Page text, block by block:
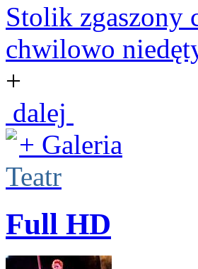
Stolik zgaszony
chwilowo
+
dalej
+ Galeria
Teatr
Full HD